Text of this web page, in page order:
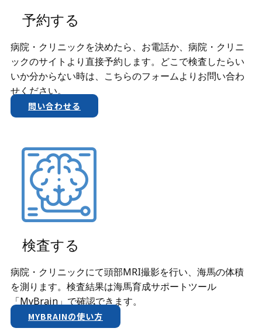
予約する
病院・クリニックを決めたら、お電話か、​病院・クリニ
ックのサイトより直接予約します。どこで検査したらい
いか分からない時は、こちらのフォームよりお問い合わ
せください。
問い合わせる
検査する
病院・クリニックにて頭部MRI撮影を行い、海馬の体積
を測ります。検査結果は​海馬育成サポートツール
「MyBrain」で確認できます。
MYBRAINの使い方